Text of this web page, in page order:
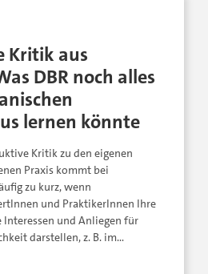
Kritik aus
DBR noch alles
lernen könnte
Kritik zu den eigenen
Praxis kommt bei
zu kurz, wenn
und PraktikerInnen Ihre
Interessen und Anliegen für
darstellen, z. B. im…